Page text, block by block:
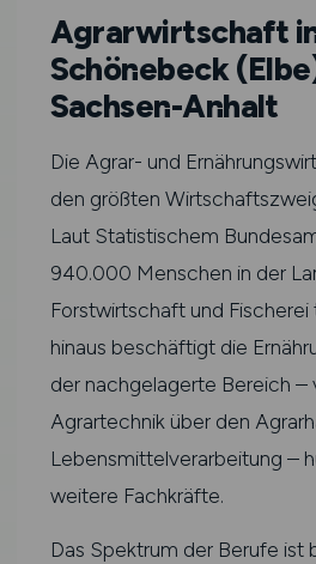
Agrarwirtschaft
Schönebeck
Sachsen-Anhalt
Die Agrar- und
den größten
Laut Statistischem
940.000 Menschen in der
Forstwirtschaft und Fischerei
hinaus beschäftigt die
der nachgelagerte Bereich –
Agrartechnik über den
Lebensmittelverarbeitung –
weitere Fachkräfte.
Das Spektrum der Berufe ist